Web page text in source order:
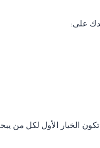
على:
الخيار الأول لكل من